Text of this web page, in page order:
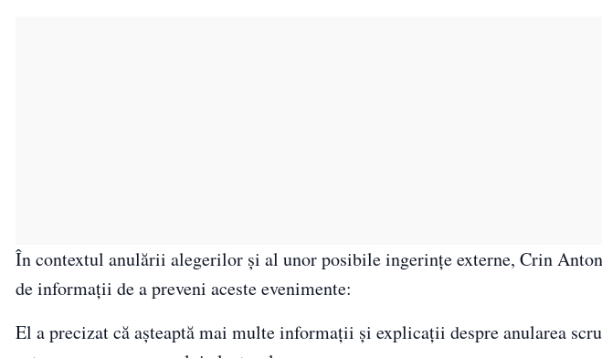
În contextul anulării alegerilor și al unor posibile ingerințe externe, Crin
de informații de a preveni aceste evenimente:
El a precizat că așteaptă mai multe informații și explicații despre anularea